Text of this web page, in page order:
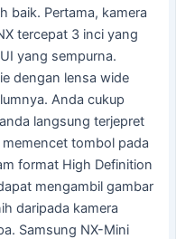
baik. Pertama, kamera
tercepat 3 inci yang
yang sempurna.
dengan lensa wide
Anda cukup
langsung terjepret
tombol pada
format High Definition
mengambil gambar
daripada kamera
Samsung NX-Mini